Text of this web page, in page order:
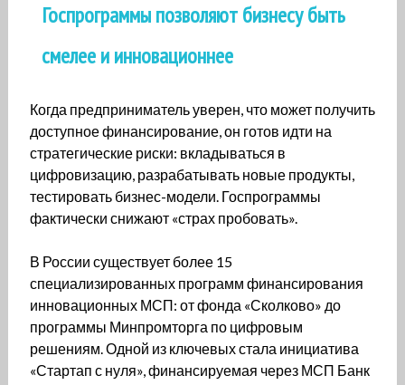
Госпрограммы позволяют бизнесу быть
смелее и инновационнее
Когда предприниматель уверен, что может получить
доступное финансирование, он готов идти на
стратегические риски: вкладываться в
цифровизацию, разрабатывать новые продукты,
тестировать бизнес-модели. Госпрограммы
фактически снижают «страх пробовать».
В России существует более 15
специализированных программ финансирования
инновационных МСП: от фонда «Сколково» до
программы Минпромторга по цифровым
решениям. Одной из ключевых стала инициатива
«Стартап с нуля», финансируемая через МСП Банк